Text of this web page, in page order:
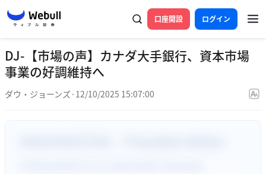
口座開設 ログイン
DJ-【市場の声】カナダ大手銀行、資本市場
事業の好調維持へ
ダウ・ジョーンズ · 12/10/2025 15:07:00